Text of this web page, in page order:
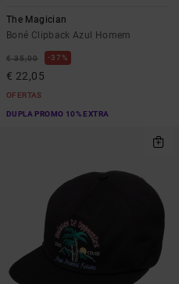
The Magician
Boné Clipback Azul Homem
€ 35,00 37%
€ 22,05
OFERTAS
DUPLA PROMO 10% EXTRA